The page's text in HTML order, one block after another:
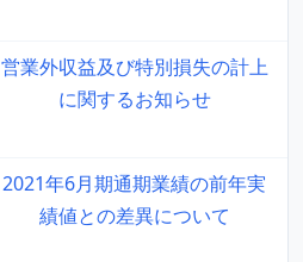
営業外収益及び特別損失の計上
に関するお知らせ
2021年6月期通期業績の前年実
績値との差異について